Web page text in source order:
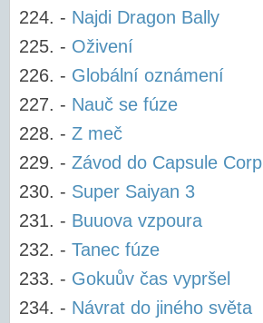
- Najdi Dragon Bally
- Oživení
- Globální oznámení
- Nauč se fúze
- Z meč
- Závod do Capsule Corp
- Super Saiyan 3
- Buuova vzpoura
- Tanec fúze
- Gokuův čas vypršel
- Návrat do jiného světa